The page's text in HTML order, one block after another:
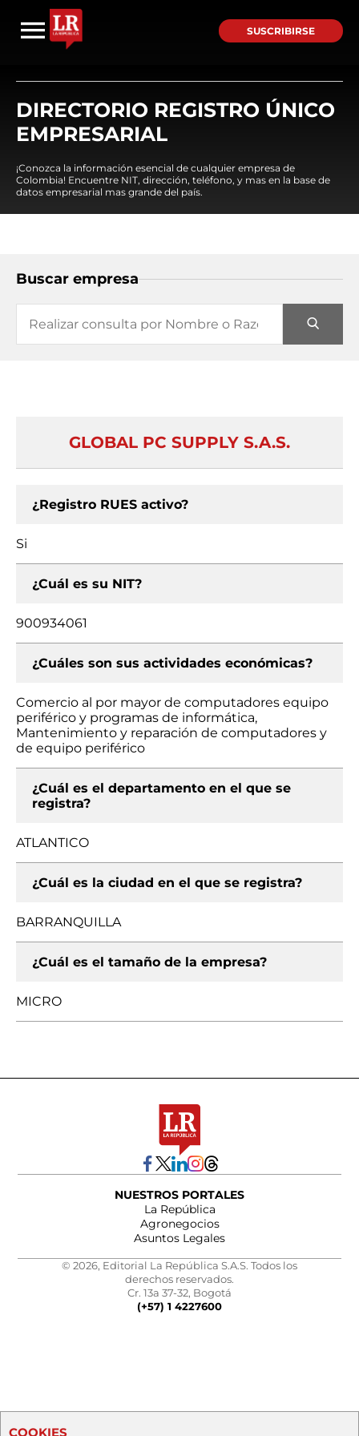
SUSCRIBIRSE
DIRECTORIO REGISTRO ÚNICO
EMPRESARIAL
¡Conozca la información esencial de cualquier empresa de
Colombia! Encuentre NIT, dirección, teléfono, y mas en la base de
datos empresarial mas grande del país.
Buscar empresa
GLOBAL PC SUPPLY S.A.S.
¿Registro RUES activo?
Si
¿Cuál es su NIT?
900934061
¿Cuáles son sus actividades económicas?
Comercio al por mayor de computadores equipo
periférico y programas de informática,
Mantenimiento y reparación de computadores y
de equipo periférico
¿Cuál es el departamento en el que se
registra?
ATLANTICO
¿Cuál es la ciudad en el que se registra?
BARRANQUILLA
¿Cuál es el tamaño de la empresa?
MICRO
NUESTROS PORTALES
La República
Agronegocios
Asuntos Legales
© 2026, Editorial La República S.A.S. Todos los
derechos reservados.
Cr. 13a 37-32, Bogotá
(+57) 1 4227600
COOKIES